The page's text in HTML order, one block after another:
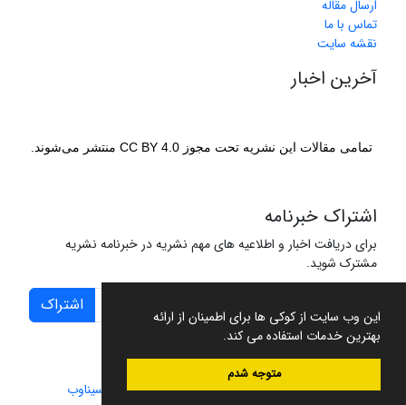
این وب سایت از کوکی ها برای اطمینان از ارائه
بهترین خدمات استفاده می کند.
متوجه شدم
ارسال مقاله
تماس با ما
نقشه سایت
آخرین اخبار
تمامی مقالات این نشریه تحت مجوز CC BY 4.0 منتشر می‌شوند.
اشتراک خبرنامه
برای دریافت اخبار و اطلاعیه های مهم نشریه در خبرنامه نشریه
مشترک شوید.
اشتراک
سامانه مدیریت نشریات علمی.طراحی و پیاده سازی از سیناوب